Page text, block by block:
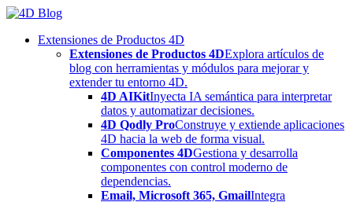
Skip
contentExtensiones de Productos 4D
Extensiones de Productos 4DExplora artículos de
blog con herramientas y módulos para mejorar y
extender tu entorno 4D.
4D AIKitInyecta IA semántica para interpretar
datos y automatizar decisiones.
4D Qodly ProConstruye y extiende aplicaciones
4D hacia la web de forma visual.
Componentes 4DGestiona y desarrolla
componentes con control moderno de
dependencias.
Email, Microsoft 365, GmailIntegra